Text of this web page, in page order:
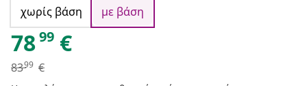
χωρίς βάση
με βάση
7899 €
8399 €